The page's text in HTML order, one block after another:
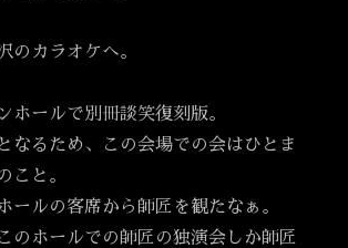
のカラオケへ。
ホールで別冊談笑復刻版。
なるため、この会場での会はひとま
こと。
ールの客席から師匠を観たなぁ。
のホールでの師匠の独演会しか師匠